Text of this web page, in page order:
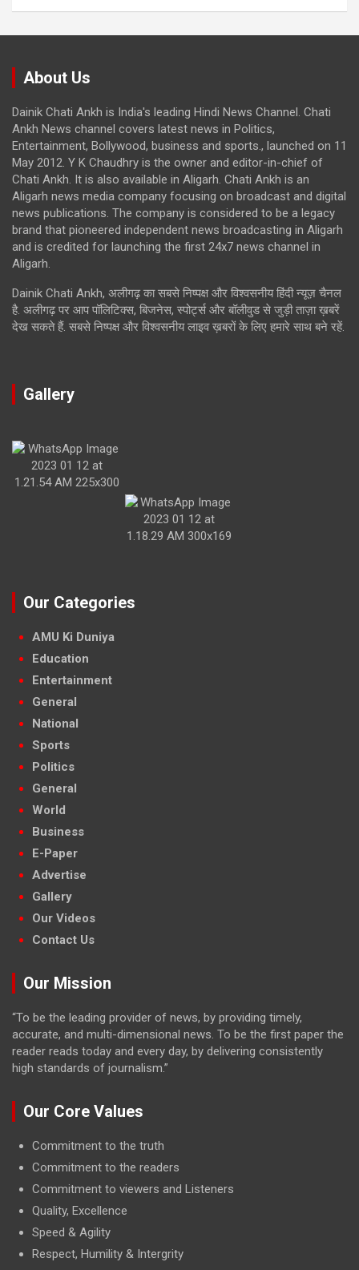
About Us
Dainik Chati Ankh is India's leading Hindi News Channel. Chati
Ankh News channel covers latest news in Politics,
Entertainment, Bollywood, business and sports., launched on 11
May 2012. Y K Chaudhry is the owner and editor-in-chief of
Chati Ankh. It is also available in Aligarh. Chati Ankh is an
Aligarh news media company focusing on broadcast and digital
news publications. The company is considered to be a legacy
brand that pioneered independent news broadcasting in Aligarh
and is credited for launching the first 24x7 news channel in
Aligarh.
Dainik Chati Ankh, अलीगढ़ का सबसे निष्पक्ष और विश्वसनीय हिंदी न्यूज़ चैनल
है. अलीगढ़ पर आप पॉलिटिक्स, बिजनेस, स्पोर्ट्स और बॉलीवुड से जुड़ी ताज़ा ख़बरें
देख सकते हैं. सबसे निष्पक्ष और विश्वसनीय लाइव ख़बरों के लिए हमारे साथ बने रहें.
Gallery
Our Categories
AMU Ki Duniya
Education
Entertainment
General
National
Sports
Politics
General
World
Business
E-Paper
Advertise
Gallery
Our Videos
Contact Us
Our Mission
“To be the leading provider of news, by providing timely,
accurate, and multi-dimensional news. To be the first paper the
reader reads today and every day, by delivering consistently
high standards of journalism.”
Our Core Values
Commitment to the truth
Commitment to the readers
Commitment to viewers and Listeners
Quality, Excellence
Speed & Agility
Respect, Humility & Intergrity